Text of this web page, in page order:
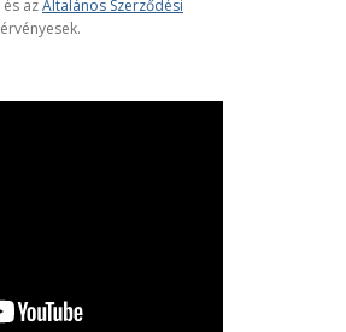
és azÁltalános Szerződési
érvényesek.